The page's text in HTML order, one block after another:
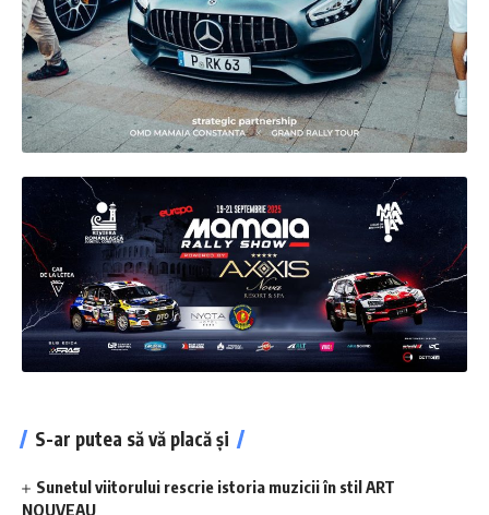
S-ar putea să vă placă și
Sunetul viitorului rescrie istoria muzicii în stil ART
NOUVEAU